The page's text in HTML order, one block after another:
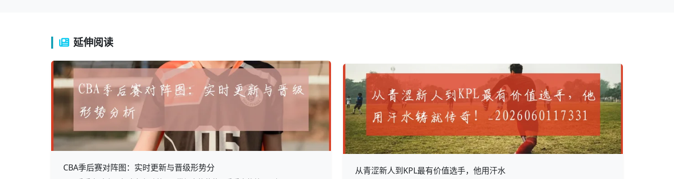
延伸阅读
CBA季后赛对阵图：实时更新与晋级形势分 从青涩新人到KPL最有价值选手，他用汗水